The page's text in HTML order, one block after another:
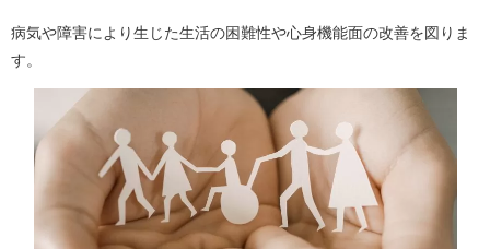
病気や障害により生じた生活の困難性や心身機能面の改善を図りま
す。